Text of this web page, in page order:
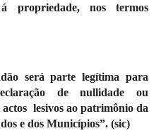
propriedade, nos termos
será parte legítima para
de nullidade ou
lesivos ao patrimônio da
e dos Municípios”. (sic)